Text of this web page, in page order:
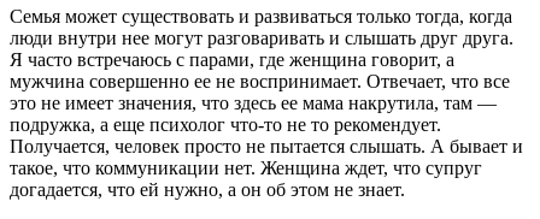
Cемья может существовать и развиваться только тогда, когда
люди внутри нее могут разговаривать и слышать друг друга.
Я часто встречаюсь с парами, где женщина говорит, а
мужчина совершенно ее не воспринимает. Отвечает, что все
это не имеет значения, что здесь ее мама накрутила, там —
подружка, а еще психолог что-то не то рекомендует.
Получается, человек просто не пытается слышать. А бывает и
такое, что коммуникации нет. Женщина ждет, что супруг
догадается, что ей нужно, а он об этом не знает.